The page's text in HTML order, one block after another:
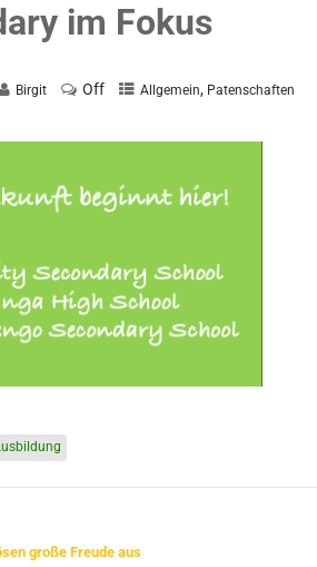
im Fokus
Birgit Off Allgemein, Patenschaften
große Freude aus